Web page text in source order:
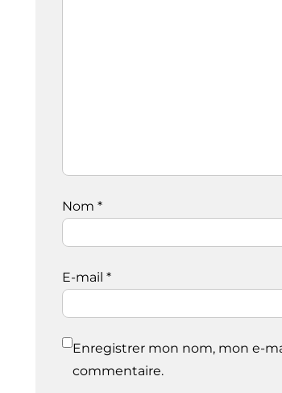
Nom *
E-mail *
Enregistrer mon nom, mon e-
commentaire.